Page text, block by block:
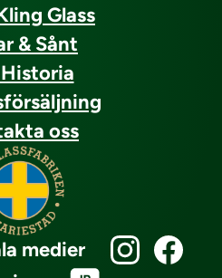
Glass
& Sånt
oss
medier